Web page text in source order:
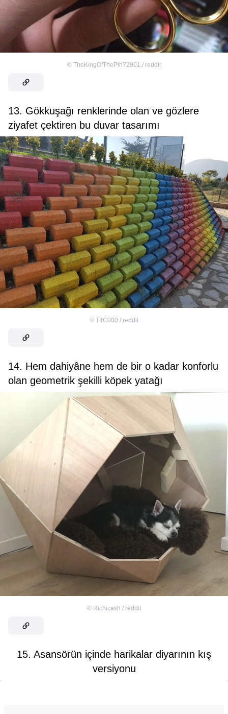
© TheKingOfThePin72901 / reddit
13. Gökkuşağı renklerinde olan ve gözlere
ziyafet çektiren bu duvar tasarımı
© T4C000 / reddit
14. Hem dahiyâne hem de bir o kadar konforlu
olan geometrik şekilli köpek yatağı
© Richicash / reddit
15. Asansörün içinde harikalar diyarının kış
versiyonu